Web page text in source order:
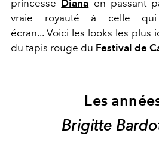
princesse Diana en passant
vraie royauté à celle
écran... Voici les looks les plus
du tapis rouge du Festival de
Les
Brigitte